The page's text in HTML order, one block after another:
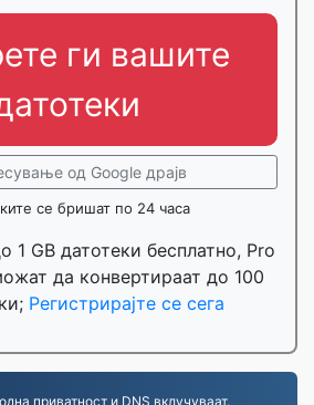
ги вашите
од Google драјв
се бришат по 24 часа
1 GB датотеки бесплатно, Pro
да конвертираат до 100
Регистрирајте се сега
приватност и DNS вклучуваат.